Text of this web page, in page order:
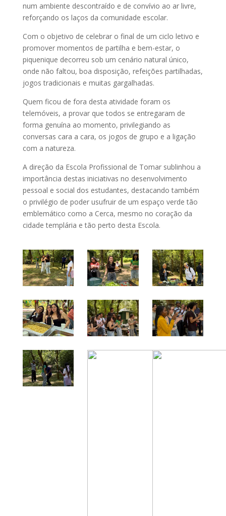
num ambiente descontraído e de convívio ao ar livre,
reforçando os laços da comunidade escolar.
Com o objetivo de celebrar o final de um ciclo letivo e
promover momentos de partilha e bem-estar, o
piquenique decorreu sob um cenário natural único,
onde não faltou, boa disposição, refeições partilhadas,
jogos tradicionais e muitas gargalhadas.
Quem ficou de fora desta atividade foram os
telemóveis, a provar que todos se entregaram de
forma genuína ao momento, privilegiando as
conversas cara a cara, os jogos de grupo e a ligação
com a natureza.
A direção da Escola Profissional de Tomar sublinhou a
importância destas iniciativas no desenvolvimento
pessoal e social dos estudantes, destacando também
o privilégio de poder usufruir de um espaço verde tão
emblemático como a Cerca, mesmo no coração da
cidade templária e tão perto desta Escola.